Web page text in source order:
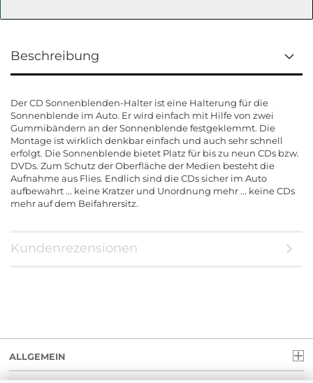
Beschreibung
Der CD Sonnenblenden-Halter ist eine Halterung für die
Sonnenblende im Auto. Er wird einfach mit Hilfe von zwei
Gummibändern an der Sonnenblende festgeklemmt. Die
Montage ist wirklich denkbar einfach und auch sehr schnell
erfolgt. Die Sonnenblende bietet Platz für bis zu neun CDs bzw.
DVDs. Zum Schutz der Oberfläche der Medien besteht die
Aufnahme aus Flies. Endlich sind die CDs sicher im Auto
aufbewahrt ... keine Kratzer und Unordnung mehr ... keine CDs
mehr auf dem Beifahrersitz.
Kundenrezensionen
ALLGEMEIN